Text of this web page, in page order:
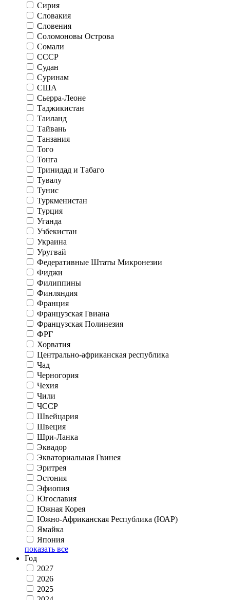
Сирия
Словакия
Словения
Соломоновы Острова
Сомали
СССР
Судан
Суринам
США
Сьерра-Леоне
Таджикистан
Таиланд
Тайвань
Танзания
Того
Тонга
Тринидад и Табаго
Тувалу
Тунис
Туркменистан
Турция
Уганда
Узбекистан
Украина
Уругвай
Федеративные Штаты Микронезии
Фиджи
Филиппины
Финляндия
Франция
Французская Гвиана
Французская Полинезия
ФРГ
Хорватия
Центрально-африканская республика
Чад
Черногория
Чехия
Чили
ЧССР
Швейцария
Швеция
Шри-Ланка
Эквадор
Экваториальная Гвинея
Эритрея
Эстония
Эфиопия
Югославия
Южная Корея
Южно-Африканская Республика (ЮАР)
Ямайка
Япония
показать все
Год
2027
2026
2025